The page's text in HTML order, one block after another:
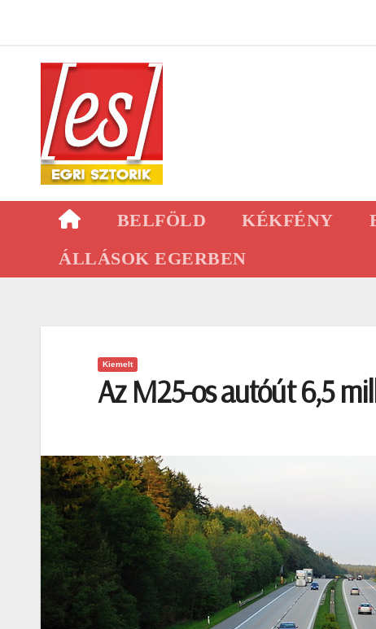
content
BELFÖLD KÉKFÉNY
ÁLLÁSOK EGERBEN
Kiemelt
Az M25-os autóút 6,5